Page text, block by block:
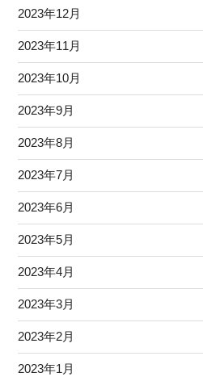
2023年12月
2023年11月
2023年10月
2023年9月
2023年8月
2023年7月
2023年6月
2023年5月
2023年4月
2023年3月
2023年2月
2023年1月